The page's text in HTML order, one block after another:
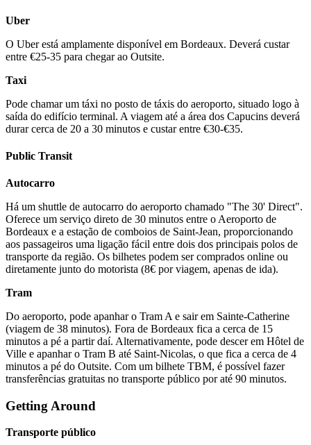
Uber
O Uber está amplamente disponível em Bordeaux. Deverá custar
entre €25-35 para chegar ao Outsite.
Taxi
Pode chamar um táxi no posto de táxis do aeroporto, situado logo à
saída do edifício terminal. A viagem até a área dos Capucins deverá
durar cerca de 20 a 30 minutos e custar entre €30-€35.
Public Transit
Autocarro
Há um shuttle de autocarro do aeroporto chamado "The 30' Direct".
Oferece um serviço direto de 30 minutos entre o Aeroporto de
Bordeaux e a estação de comboios de Saint-Jean, proporcionando
aos passageiros uma ligação fácil entre dois dos principais polos de
transporte da região. Os bilhetes podem ser comprados online ou
diretamente junto do motorista (8€ por viagem, apenas de ida).
Tram
Do aeroporto, pode apanhar o Tram A e sair em Sainte-Catherine
(viagem de 38 minutos). Fora de Bordeaux fica a cerca de 15
minutos a pé a partir daí. Alternativamente, pode descer em Hôtel de
Ville e apanhar o Tram B até Saint-Nicolas, o que fica a cerca de 4
minutos a pé do Outsite. Com um bilhete TBM, é possível fazer
transferências gratuitas no transporte público por até 90 minutos.
Getting Around
Transporte público